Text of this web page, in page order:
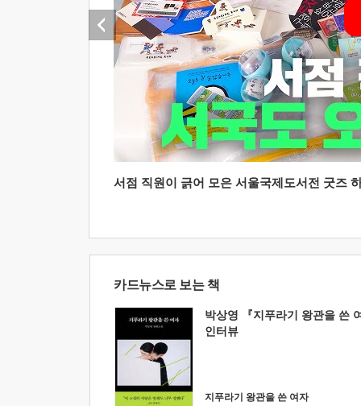
서점 직원이 긁어 모은 서울국제도서전 굿즈
카드뉴스로 보는 책
박상영 『지푸라기 왕관을 쓴
인터뷰
지푸라기 왕관을 쓴 여자